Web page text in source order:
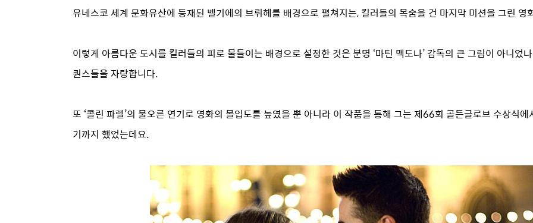
유네스코 세계 문화유산에 등재된 벨기에의 브뤼헤를 배경으로 펼쳐지는, 킬러들의 목숨을 건 마지막 미션을 그린 영
이렇게 아름다운 도시를 킬러들의 피로 물들이는 배경으로 설정한 것은 분명 ‘마틴 맥도나’ 감독의 큰 그림이 아니었
퀀스들을 자랑합니다.
또 ‘콜린 파렐’의 물오른 연기로 영화의 몰입도를 높였을 뿐 아니라 이 작품을 통해 그는 제66회 골든글로브 수상식
기까지 했었는데요.